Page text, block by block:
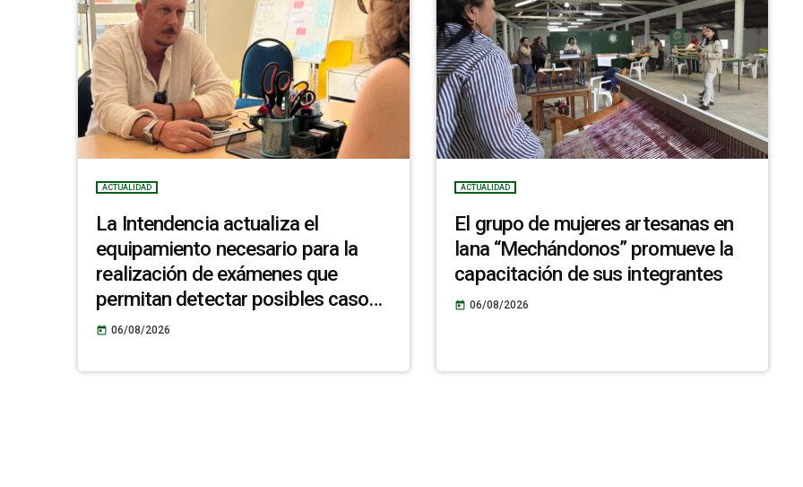
ACTUALIDAD
La Intendencia actualiza el
equipamiento necesario para la
realización de exámenes que
permitan detectar posibles casos
de quiste hidatídico hepático en la
today 06/08/2026
ACTUALIDAD
El grupo de mujeres artesanas en
lana “Mechándonos” promueve la
capacitación de sus integrantes
today 06/08/2026